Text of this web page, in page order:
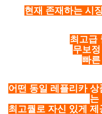
현재 존재하는 시
최고급
무보
빠
어떤 동일 레플리카
는
최고퀄로 자신 있게